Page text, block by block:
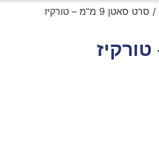
/ סרט סאטן 9 מ”מ – טורקיז